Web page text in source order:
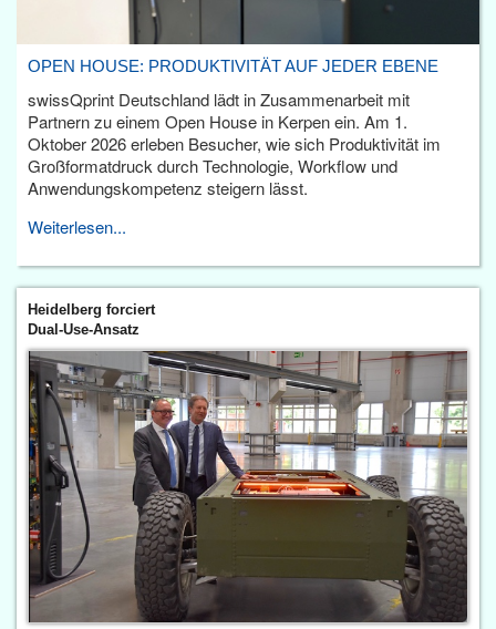
OPEN HOUSE: PRODUKTIVITÄT AUF JEDER EBENE
swissQprint Deutschland lädt in Zusammenarbeit mit
Partnern zu einem Open House in Kerpen ein. Am 1.
Oktober 2026 erleben Besucher, wie sich Produktivität im
Großformatdruck durch Technologie, Workflow und
Anwendungskompetenz steigern lässt.
Weiterlesen...
Heidelberg forciert
Dual-Use-Ansatz